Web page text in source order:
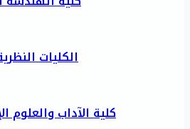
الكليات
كلية الآداب والعلوم